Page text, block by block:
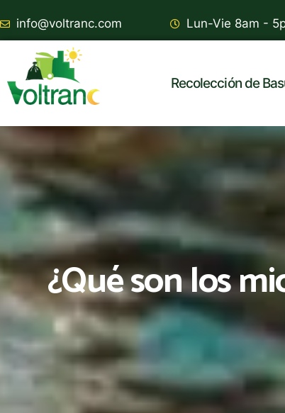
info@voltranc.com Lun-Vie 8am -
Recolección de
¿Qué son los